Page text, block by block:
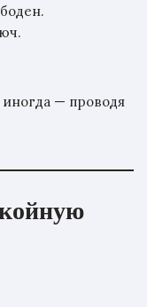
— проводя